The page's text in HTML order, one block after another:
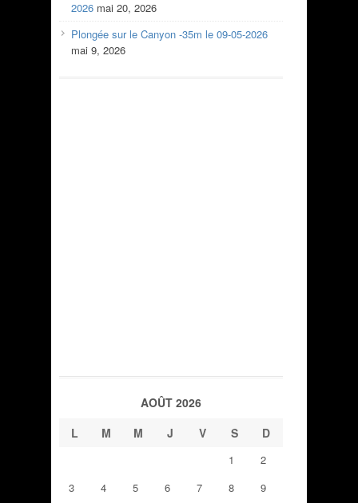
2026 mai 20, 2026
Plongée sur le Canyon -35m le 09-05-2026
mai 9, 2026
AOÛT 2026
L
M M J V S D
1
2
3
4 5 6 7 8
9